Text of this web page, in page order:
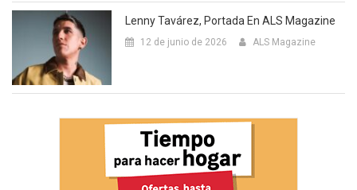
Lenny Tavárez, Portada En ALS Magazine
12 de junio de 2026 ALS Magazine